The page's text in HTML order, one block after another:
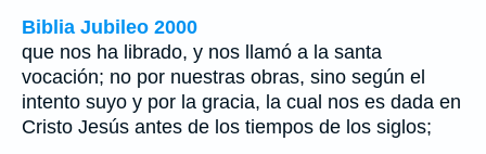
Biblia Jubileo 2000
que nos ha librado, y nos llamó a la santa
vocación; no por nuestras obras, sino según el
intento suyo y por la gracia, la cual nos es dada en
Cristo Jesús antes de los tiempos de los siglos;